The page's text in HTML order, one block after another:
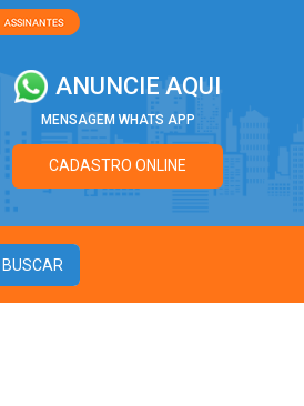
ANUNCIE AQUI
MENSAGEM WHATS APP
CADASTRO ONLINE